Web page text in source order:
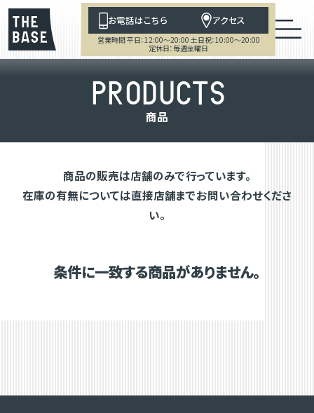
お電話はこちら アクセス
営業時間 平日：12:00～20:00 土日祝：10:00～20:00
定休日：毎週金曜日
PRODUCTS
商品
商品の販売は店舗のみで行っています。
在庫の有無については直接店舗までお問い合わせくださ
い。
条件に一致する商品がありません。